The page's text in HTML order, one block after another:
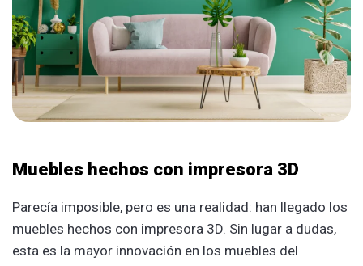
Muebles hechos con impresora 3D
Parecía imposible, pero es una realidad: han llegado los
muebles hechos con impresora 3D. Sin lugar a dudas,
esta es la mayor innovación en los muebles del